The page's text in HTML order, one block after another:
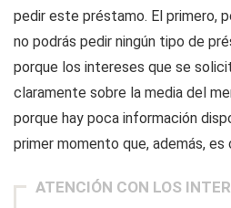
pedir este préstamo. El primero,
no podrás pedir ningún tipo de
porque los intereses que se
claramente sobre la media del
porque hay poca información
primer momento que, además,
ATENCIÓN CON LOS